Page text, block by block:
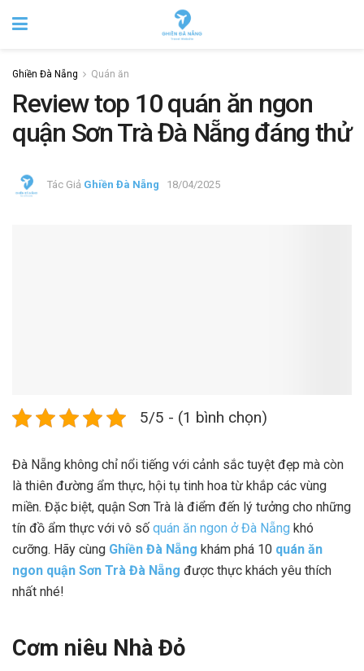
Ghiền Đà Nẵng Quán ăn
Review top 10 quán ăn ngon
quận Sơn Trà Đà Nẵng đáng thử
Tác Giả Ghiền Đà Nẵng 18/04/2025
5/5 - (1 bình chọn)
Đà Nẵng không chỉ nổi tiếng với cảnh sắc tuyệt đẹp mà còn
là thiên đường ẩm thực, hội tụ tinh hoa từ khắp các vùng
miền. Đặc biệt, quận Sơn Trà là điểm đến lý tưởng cho những
tín đồ ẩm thực với vô số quán ăn ngon ở Đà Nẵng khó
cưỡng. Hãy cùng Ghiền Đà Nẵng khám phá 10 quán ăn
ngon quận Sơn Trà Đà Nẵng được thực khách yêu thích
nhất nhé!
Cơm niêu Nhà Đỏ